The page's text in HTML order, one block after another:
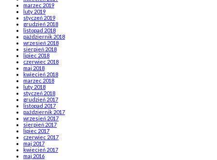
marzec 2019
luty 2019
styczeń 2019
grudzień 2018
listopad 2018
październik 2018
wrzesień 2018
sierpień 2018
lipiec 2018
czerwiec 2018
maj 2018
kwiecień 2018
marzec 2018
luty 2018
styczeń 2018
grudzień 2017
listopad 2017
październik 2017
wrzesień 2017
sierpień 2017
lipiec 2017
czerwiec 2017
maj 2017
kwiecień 2017
maj 2016